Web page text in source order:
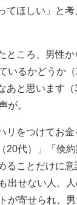
ほしい」と考
ころ、男性
いるかどうか
あと思います
が。
をつけてお金
20代）」「倹
ることだけに意
出せない人。
が寄せられ、